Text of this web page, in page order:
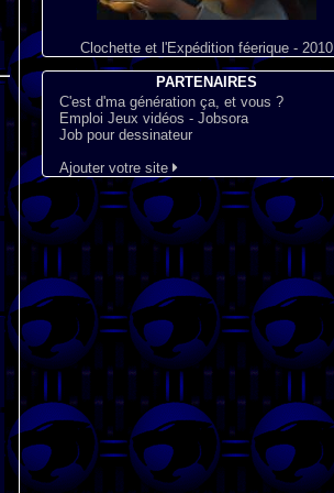
Clochette et l'Expédition féerique - 2010
PARTENAIRES
C'est d'ma génération ça, et vous ?
Emploi Jeux vidéos - Jobsora
Job pour dessinateur
Ajouter votre site